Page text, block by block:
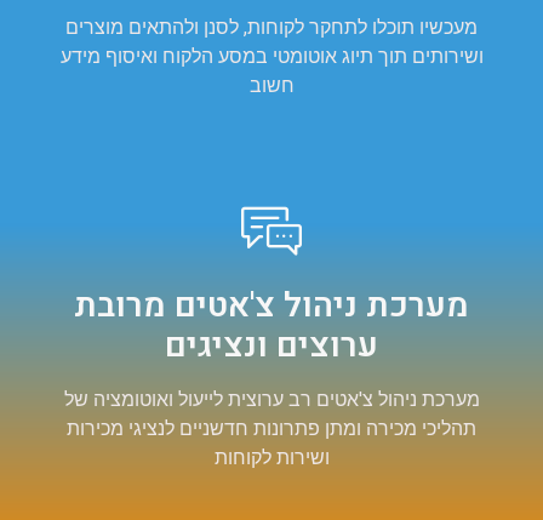
מעכשיו תוכלו לתחקר לקוחות, לסנן ולהתאים מוצרים
ושירותים תוך תיוג אוטומטי במסע הלקוח ואיסוף מידע
חשוב
מערכת ניהול צ'אטים מרובת
ערוצים ונציגים
מערכת ניהול צ'אטים רב ערוצית לייעול ואוטומציה של
תהליכי מכירה ומתן פתרונות חדשניים לנציגי מכירות
ושירות לקוחות